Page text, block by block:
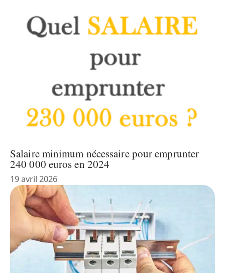
Salaire minimum nécessaire pour emprunter
240 000 euros en 2024
19 avril 2026